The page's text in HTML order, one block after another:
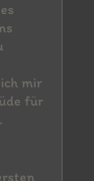
mir
für